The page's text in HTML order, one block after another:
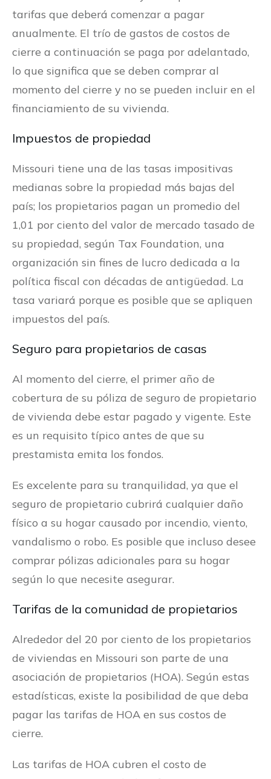
tarifas que deberá comenzar a pagar
anualmente. El trío de gastos de costos de
cierre a continuación se paga por adelantado,
lo que significa que se deben comprar al
momento del cierre y no se pueden incluir en el
financiamiento de su vivienda.
Impuestos de propiedad
Missouri tiene una de las tasas impositivas
medianas sobre la propiedad más bajas del
país; los propietarios pagan un promedio del
1,01 por ciento del valor de mercado tasado de
su propiedad, según Tax Foundation, una
organización sin fines de lucro dedicada a la
política fiscal con décadas de antigüedad. La
tasa variará porque es posible que se apliquen
impuestos del país.
Seguro para propietarios de casas
Al momento del cierre, el primer año de
cobertura de su póliza de seguro de propietario
de vivienda debe estar pagado y vigente. Este
es un requisito típico antes de que su
prestamista emita los fondos.
Es excelente para su tranquilidad, ya que el
seguro de propietario cubrirá cualquier daño
físico a su hogar causado por incendio, viento,
vandalismo o robo. Es posible que incluso desee
comprar pólizas adicionales para su hogar
según lo que necesite asegurar.
Tarifas de la comunidad de propietarios
Alrededor del 20 por ciento de los propietarios
de viviendas en Missouri son parte de una
asociación de propietarios (HOA). Según estas
estadísticas, existe la posibilidad de que deba
pagar las tarifas de HOA en sus costos de
cierre.
Las tarifas de HOA cubren el costo de